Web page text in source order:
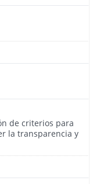
de criterios para
la transparencia y